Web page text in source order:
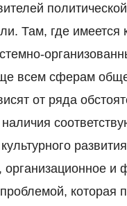
Там, где имеется
всем сферам
от ряда
наличия
организационное и
которая